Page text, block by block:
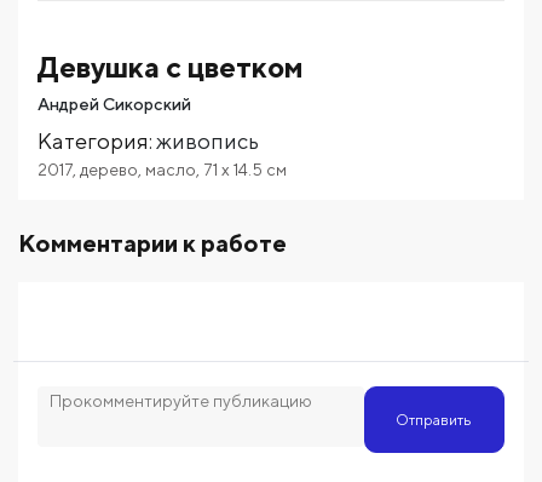
Девушка с цветком
Андрей Сикорский
Категория:живопись
2017 дерево масло 71 x 14.5 см
Комментарии к работе
Отправить